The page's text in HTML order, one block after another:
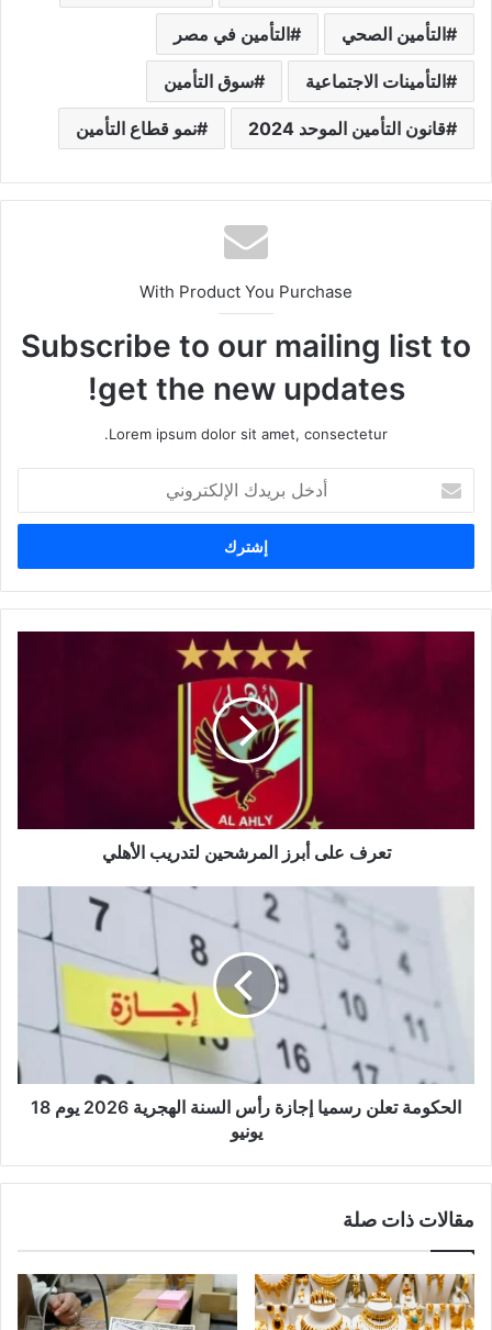
التأمين الصحي التأمين في مصر
التأمينات الاجتماعية سوق التأمين
قانون التأمين الموحد 2024 نمو قطاع التأمين
With Product You Purchase
Subscribe to our mailing list to
get the new updates!
Lorem ipsum dolor sit amet, consectetur.
خ
ب
ر
تعرف على أبرز المرشحين لتدريب الأهلي
الحكومة تعلن رسميا إجازة رأس السنة الهجرية 2026 يوم 18
يونيو
مقالات ذات صلة